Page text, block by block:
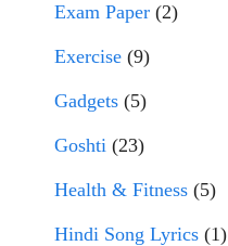
Exam Paper (2)
Exercise (9)
Gadgets (5)
Goshti (23)
Health & Fitness (5)
Hindi Song Lyrics (1)